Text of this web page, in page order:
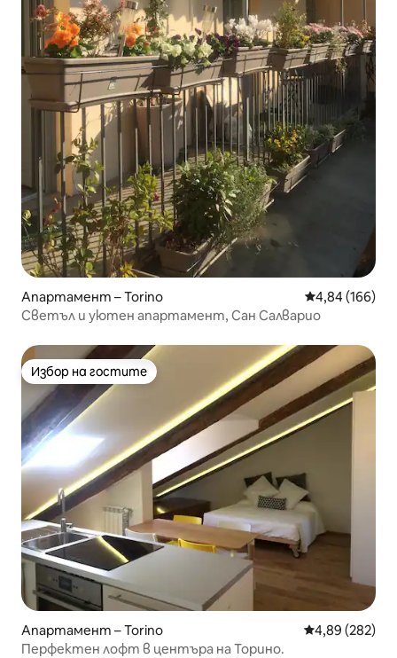
Апартамент – Torino Средна
4,84 (166)
Светъл и уютен апартамент, Сан Салварио
Избор на гостите
Избор на гостите
Апартамент – Torino Средна
4,89 (282)
Перфектен лофт в центъра на Торино.